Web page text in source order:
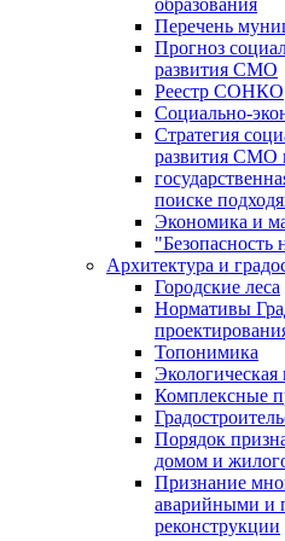
образования
Перечень
Прогноз
развития СМО
Реестр СОНКО
Социально-
Стратегия
развития СМО
поиске
Экономика и
"Безопасность
Архитектура и
Городские леса
Нормативы
Топонимика
Экологическая
Комплексные
Порядок
домом и
Признание
аварийными и
реконструкции